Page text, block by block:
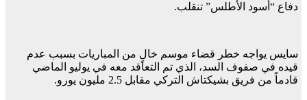
دفاع “أسود الأطلس” تنقلب.
سايس يواجه خطر قضاء موسم خالٍ من المباريات بسبب عدم
قيده في صفوف السد، الذي تم التعاقد معه في يوليو الماضي
قادماً من فريق بشيكتاش التركي مقابل 2.5 مليون يورو.